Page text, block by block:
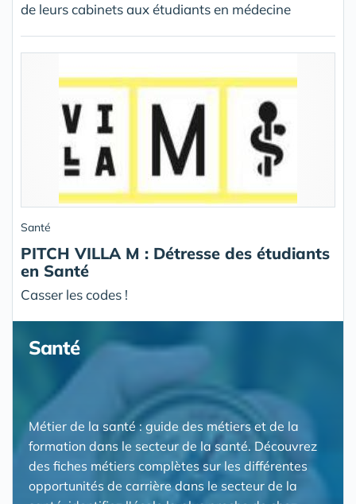
de leurs cabinets aux étudiants en médecine
Santé
PITCH VILLA M : Détresse des étudiants
en Santé
Casser les codes !
Santé
Métier de la santé : guide des métiers et de la
formation dans le secteur de la santé. Découvrez
des fiches métiers complètes sur les différentes
opportunités de carrière dans le secteur de la